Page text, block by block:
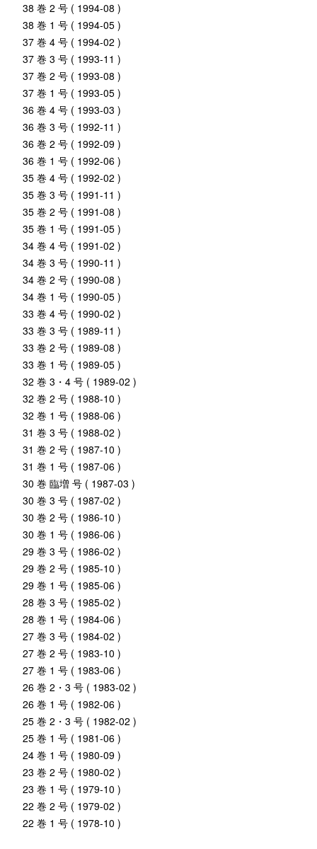
38 巻 2 号 ( 1994-08 )
38 巻 1 号 ( 1994-05 )
37 巻 4 号 ( 1994-02 )
37 巻 3 号 ( 1993-11 )
37 巻 2 号 ( 1993-08 )
37 巻 1 号 ( 1993-05 )
36 巻 4 号 ( 1993-03 )
36 巻 3 号 ( 1992-11 )
36 巻 2 号 ( 1992-09 )
36 巻 1 号 ( 1992-06 )
35 巻 4 号 ( 1992-02 )
35 巻 3 号 ( 1991-11 )
35 巻 2 号 ( 1991-08 )
35 巻 1 号 ( 1991-05 )
34 巻 4 号 ( 1991-02 )
34 巻 3 号 ( 1990-11 )
34 巻 2 号 ( 1990-08 )
34 巻 1 号 ( 1990-05 )
33 巻 4 号 ( 1990-02 )
33 巻 3 号 ( 1989-11 )
33 巻 2 号 ( 1989-08 )
33 巻 1 号 ( 1989-05 )
32 巻 3・4 号 ( 1989-02 )
32 巻 2 号 ( 1988-10 )
32 巻 1 号 ( 1988-06 )
31 巻 3 号 ( 1988-02 )
31 巻 2 号 ( 1987-10 )
31 巻 1 号 ( 1987-06 )
30 巻 臨増 号 ( 1987-03 )
30 巻 3 号 ( 1987-02 )
30 巻 2 号 ( 1986-10 )
30 巻 1 号 ( 1986-06 )
29 巻 3 号 ( 1986-02 )
29 巻 2 号 ( 1985-10 )
29 巻 1 号 ( 1985-06 )
28 巻 3 号 ( 1985-02 )
28 巻 1 号 ( 1984-06 )
27 巻 3 号 ( 1984-02 )
27 巻 2 号 ( 1983-10 )
27 巻 1 号 ( 1983-06 )
26 巻 2・3 号 ( 1983-02 )
26 巻 1 号 ( 1982-06 )
25 巻 2・3 号 ( 1982-02 )
25 巻 1 号 ( 1981-06 )
24 巻 1 号 ( 1980-09 )
23 巻 2 号 ( 1980-02 )
23 巻 1 号 ( 1979-10 )
22 巻 2 号 ( 1979-02 )
22 巻 1 号 ( 1978-10 )